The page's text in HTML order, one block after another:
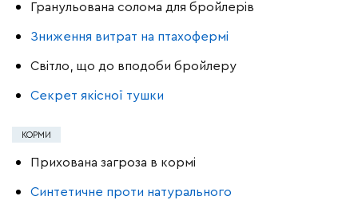
Гранульована солома для бройлерів
Зниження витрат на птахофермі
Світло, що до вподоби бройлеру
Секрет якісної тушки
КОРМИ
Прихована загроза в кормі
Синтетичне проти натурального